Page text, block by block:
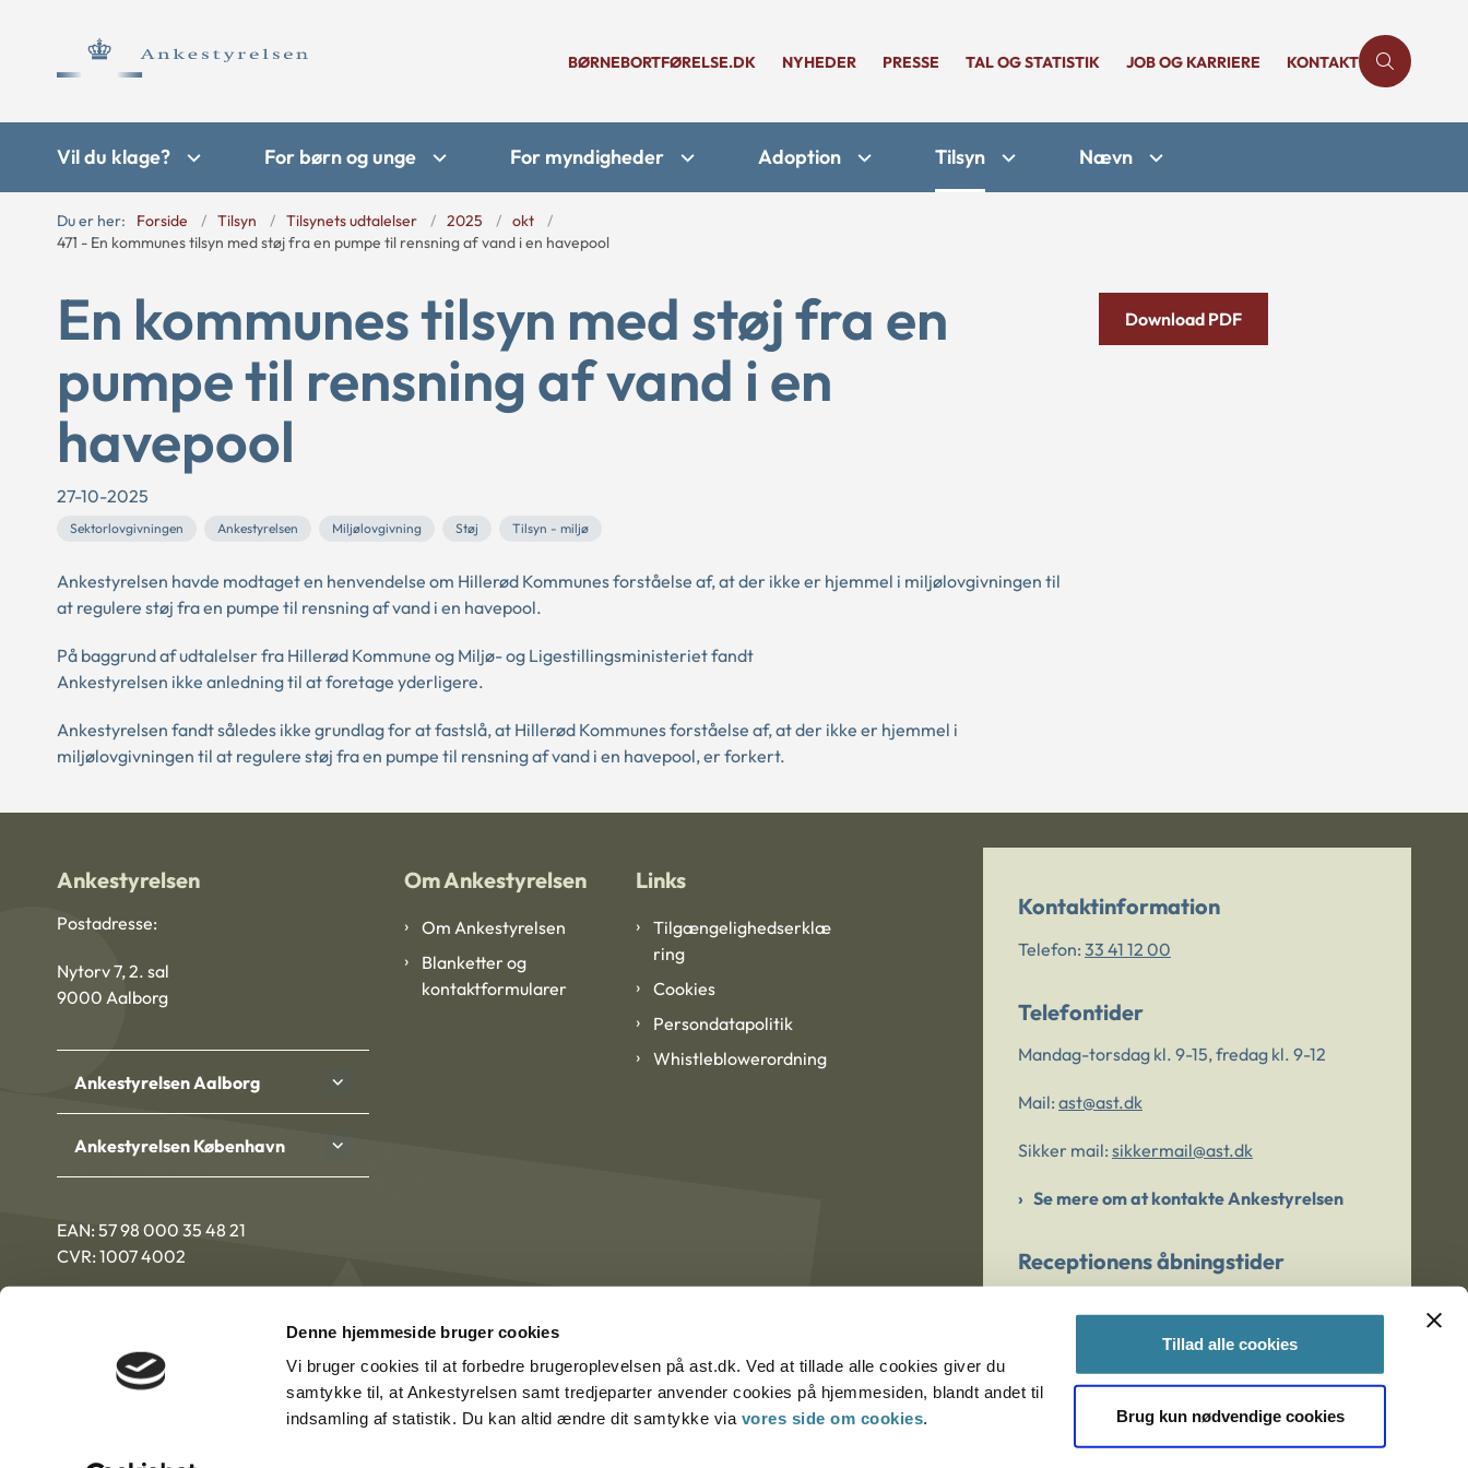
Denne hjemmeside bruger cookies
Vi bruger cookies til at forbedre brugeroplevelsen på ast.dk. Ved at tillade alle cookies giver du
samtykke til, at Ankestyrelsen samt tredjeparter anvender cookies på hjemmesiden, blandt andet til
indsamling af statistik. Du kan altid ændre dit samtykke via vores side om cookies.
Tillad alle cookies
Brug kun nødvendige cookies
BØRNEBORTFØRELSE.DK NYHEDER PRESSE TAL OG STATISTIK JOB OG KARRIERE KONTAKT
Vil du klage? For børn og unge For myndigheder Adoption Tilsyn Nævn
Du er her: Forside Tilsyn Tilsynets udtalelser 2025
okt
471 - En kommunes tilsyn med støj fra en pumpe til rensning af vand i en havepool
En kommunes tilsyn med støj fra en
pumpe til rensning af vand i en
havepool
27-10-2025
Sektorlovgivningen Ankestyrelsen Miljølovgivning Støj Tilsyn - miljø
Ankestyrelsen havde modtaget en henvendelse om Hillerød Kommunes forståelse af, at der ikke er hjemmel i miljølovgivningen til
at regulere støj fra en pumpe til rensning af vand i en havepool.
På baggrund af udtalelser fra Hillerød Kommune og Miljø- og Ligestillingsministeriet fandt
Ankestyrelsen ikke anledning til at foretage yderligere.
Ankestyrelsen fandt således ikke grundlag for at fastslå, at Hillerød Kommunes forståelse af, at der ikke er hjemmel i
miljølovgivningen til at regulere støj fra en pumpe til rensning af vand i en havepool, er forkert.
Download PDF
Ankestyrelsen
Postadresse:
Nytorv 7, 2. sal
9000 Aalborg
Ankestyrelsen Aalborg
Ankestyrelsen København
EAN: 57 98 000 35 48 21
CVR: 1007 4002
Om Ankestyrelsen
Om Ankestyrelsen
Blanketter og
kontaktformularer
Links
Tilgængelighedserklæ
ring
Cookies
Persondatapolitik
Whistleblowerordning
Kontaktinformation
Telefon: 33 41 12 00
Telefontider
Mandag-torsdag kl. 9-15, fredag kl. 9-12
Mail: ast@ast.dk
Sikker mail: sikkermail@ast.dk
Se mere om at kontakte Ankestyrelsen
Receptionens åbningstider
Er du bekymret for et barn/en ung?